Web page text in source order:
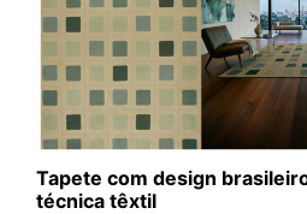
Tapete com design
técnica têxtil